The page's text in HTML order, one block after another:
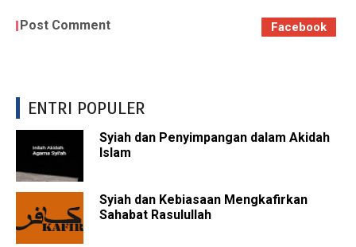
Post Comment Facebook
ENTRI POPULER
Syiah dan Penyimpangan dalam Akidah
Islam
Syiah dan Kebiasaan Mengkafirkan
Sahabat Rasulullah